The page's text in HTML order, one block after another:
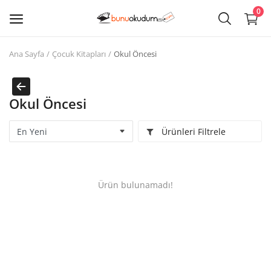
0
Sat
Giriş
Kayıt ol
Ana Sayfa Çocuk Kitapları Okul Öncesi
Okul Öncesi
Ürünleri Filtrele
Ürün bulunamadı!